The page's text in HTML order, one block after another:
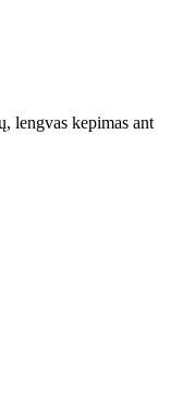
lengvas kepimas ant